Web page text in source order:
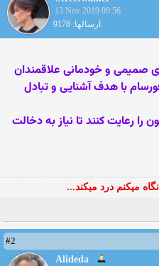
13 Nov 2019 09:56
ارسالها: 9178
صمیمی و خودمانی علاقمندان
با هدف آشنایی و تبادل
را رعایت کنند تا نیاز به دخالت
میکنم درد میکند...
#2
Alideda